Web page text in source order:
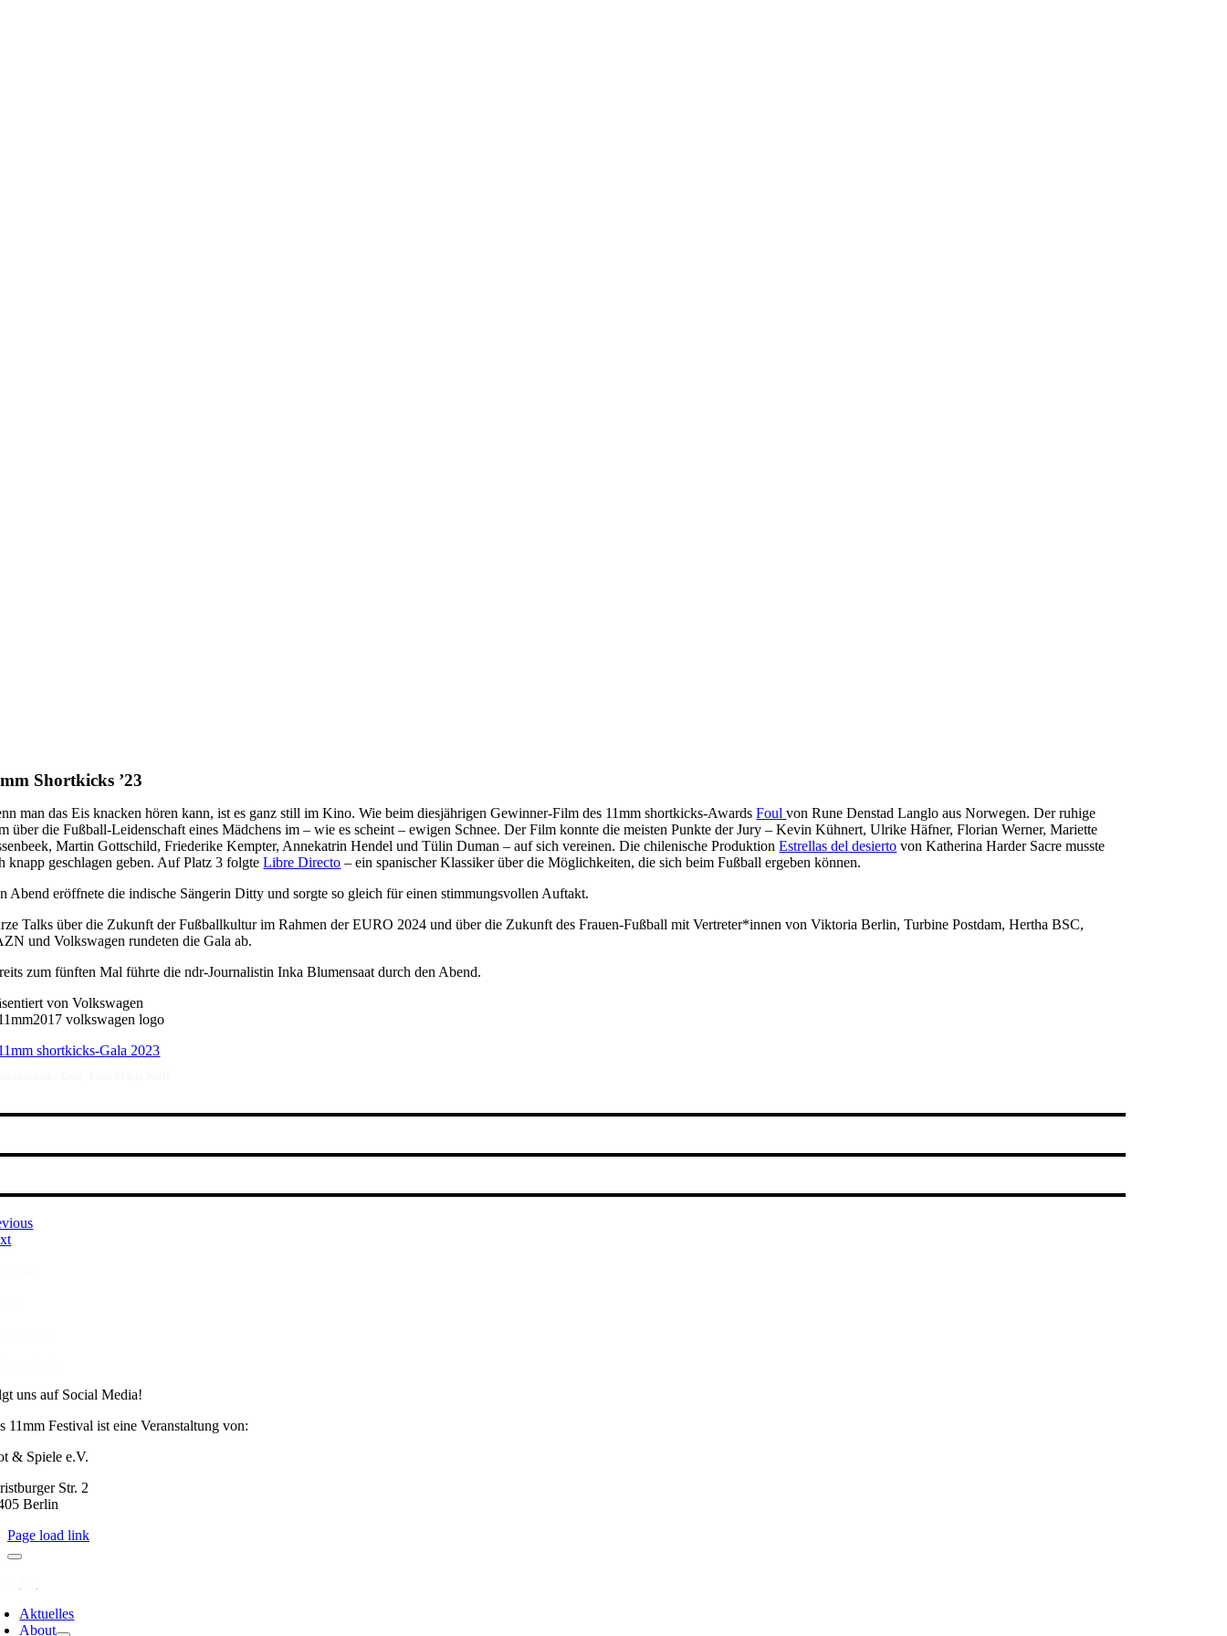
Shortkicks ’23
man das Eis knacken hören kann, ist es ganz still im Kino. Wie beim diesjährigen Gewinner-Film des 11mm shortkicks-AwardsFoulvon Rune Denstad Langlo aus Norwegen. Der ruhige
über die Fußball-Leidenschaft eines Mädchens im – wie es scheint – ewigen Schnee. Der Film konnte die meisten Punkte der Jury – Kevin Kühnert, Ulrike Häfner, Florian Werner, Mariette
Martin Gottschild, Friederike Kempter, Annekatrin Hendel und Tülin Duman – auf sich vereinen. Die chilenische ProduktionEstrellas del desierto von Katherina Harder Sacre musste
knapp geschlagen geben. Auf Platz 3 folgteLibre Directo – ein spanischer Klassiker über die Möglichkeiten, die sich beim Fußball ergeben können.
Abend eröffnete die indische Sängerin Ditty und sorgte so gleich für einen stimmungsvollen Auftakt.
Talks über die Zukunft der Fußballkultur im Rahmen der EURO 2024 und über die Zukunft des Frauen-Fußball mit Vertreter*innen von Viktoria Berlin, Turbine Postdam, Hertha BSC,
und Volkswagen rundeten die Gala ab.
zum fünften Mal führte die ndr-Journalistin Inka Blumensaat durch den Abend.
von Volkswagen
uns auf Social Media!
11mm Festival ist eine Veranstaltung von:
& Spiele e.V.
Str. 2
Berlin
Page load link
Aktuelles
About